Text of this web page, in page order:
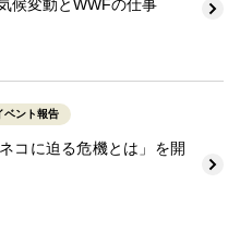
候変動とWWFの仕事
ベント報告
コに迫る危機とは」を開